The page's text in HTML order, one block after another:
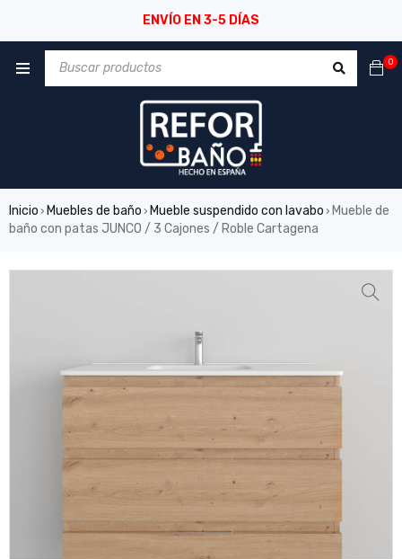
ENVÍO EN 3-5 DÍAS
0
Inicio › Muebles de baño › Mueble suspendido con lavabo › Mueble de
baño con patas JUNCO / 3 Cajones / Roble Cartagena